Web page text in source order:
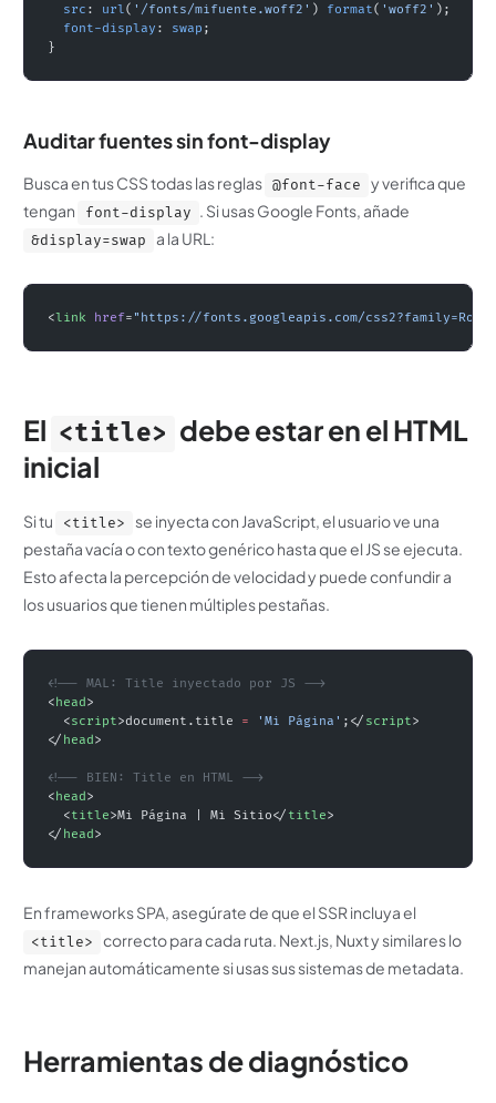
  src
: url( '/fonts/mifuente.woff2' ) format( 'woff2' );
  font-display
: swap ;
}
Auditar fuentes sin font-display
Busca en tus CSS todas las reglas @font-face
y verifica que
tengan
font-display . Si usas Google Fonts, añade
&display=swap a la URL:
<link href= "https://fonts.googleapis.com/
El <title> debe estar en el HTML
inicial
Si tu <title>
se inyecta con JavaScript, el usuario ve una
pestaña vacía o con texto genérico hasta que el JS se ejecuta.
Esto afecta la percepción de velocidad y puede confundir a
los usuarios que tienen múltiples pestañas.
<!-- MAL: Title inyectado por JS -->
<head>
  <
script>document.title = 'Mi Página' ;</ script>
</ head>
<!-- BIEN: Title en HTML -->
<head>
  <
title>Mi Página | Mi Sitio</ title>
</ head>
En frameworks SPA, asegúrate de que el SSR incluya el
<title>
correcto para cada ruta. Next.js, Nuxt y similares lo
manejan automáticamente si usas sus sistemas de metadata.
Herramientas de diagnóstico